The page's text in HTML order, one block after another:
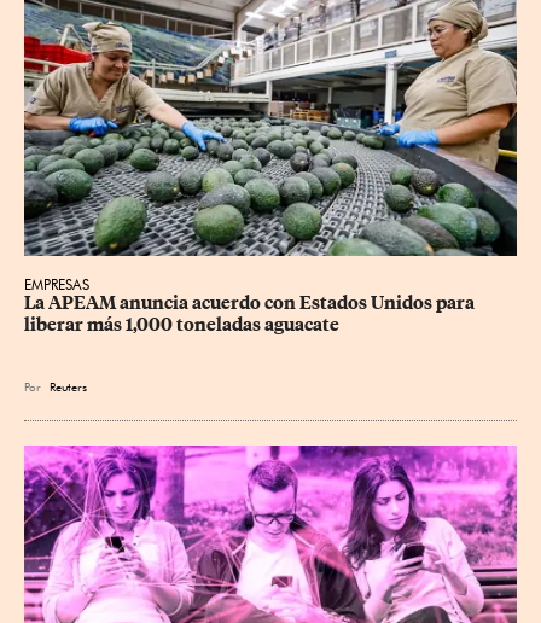
EMPRESAS
La APEAM anuncia acuerdo con Estados Unidos para
liberar más 1,000 toneladas aguacate
Por Reuters